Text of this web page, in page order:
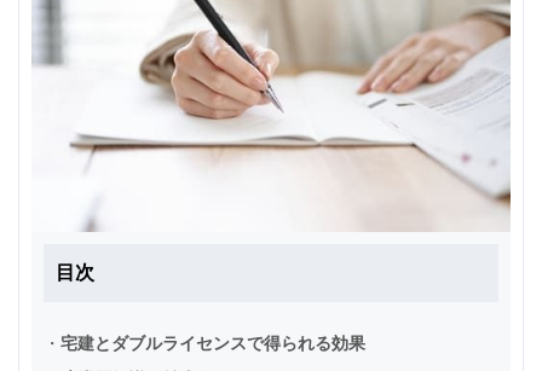
目次
・ 宅建とダブルライセンスで得られる効果